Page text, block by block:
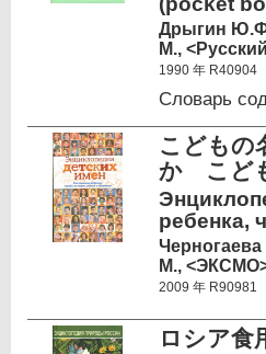
Дрыгин
М.,
1990 年 R40904
Словарь
こどもの
か こど
ребенка,
М.,
2009 年 R90981
ロシア食